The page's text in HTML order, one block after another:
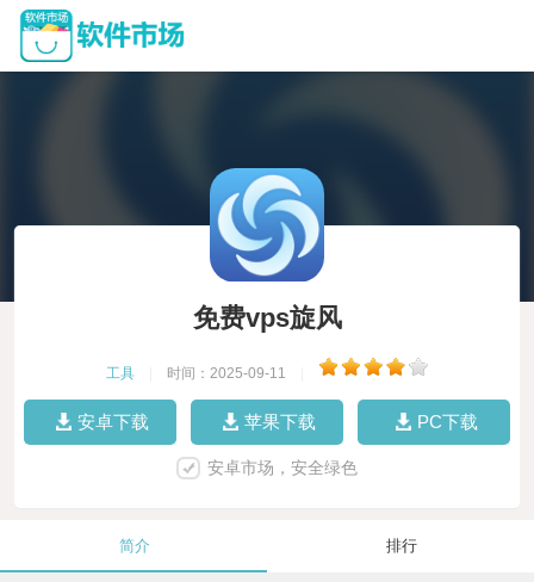
免费vps旋风
工具 时间：2025-09-11
安卓下载 苹果下载 PC下载
安卓市场，安全绿色
简介 排行